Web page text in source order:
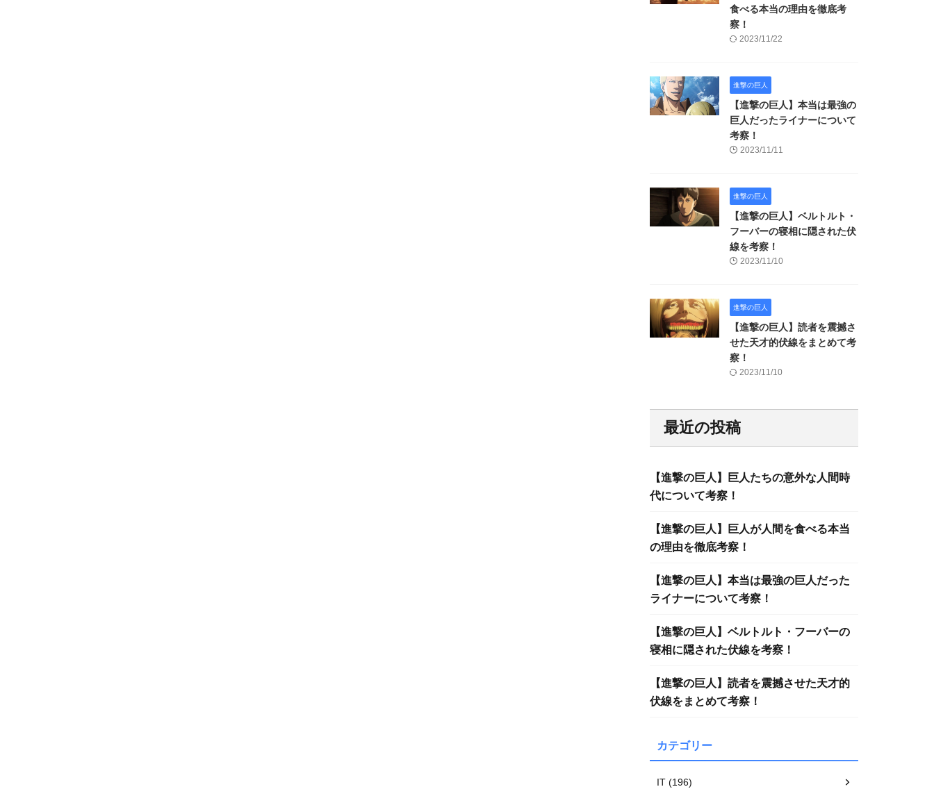
食べる本当の理由を徹底考
察！
2023/11/22
進撃の巨人
【進撃の巨人】本当は最強の
巨人だったライナーについて
考察！
2023/11/11
進撃の巨人
【進撃の巨人】ベルトルト・
フーバーの寝相に隠された伏
線を考察！
2023/11/10
進撃の巨人
【進撃の巨人】読者を震撼さ
せた天才的伏線をまとめて考
察！
2023/11/10
最近の投稿
【進撃の巨人】巨人たちの意外な人間時
代について考察！
【進撃の巨人】巨人が人間を食べる本当
の理由を徹底考察！
【進撃の巨人】本当は最強の巨人だった
ライナーについて考察！
【進撃の巨人】ベルトルト・フーバーの
寝相に隠された伏線を考察！
【進撃の巨人】読者を震撼させた天才的
伏線をまとめて考察！
カテゴリー
IT (196)